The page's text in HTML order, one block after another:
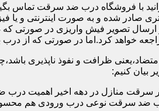
با فروشگاه درب ضد سرقت تماس
صادر شده و به صورت اینترنتی و یا
ارسال تصویر فیش واریزی در
کرد.اما در صورتی که از درب با
ظرافت و نفوذ ناپذیری
بیان کنیم:
سرقت منازل در دهه اخیر اهمیت درب
ضد سرقت نوعی درب ورودی هم